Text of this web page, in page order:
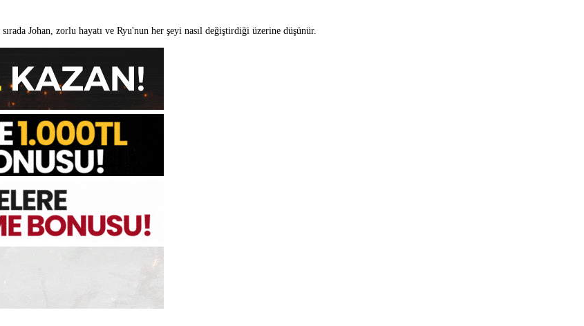
Johan, zorlu hayatı ve Ryu'nun her şeyi nasıl değiştirdiği üzerine düşünür.